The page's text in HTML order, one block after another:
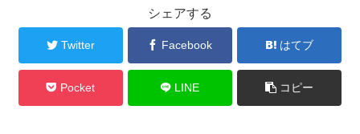
シェアする
Twitter Facebook はてブ
Pocket LINE コピー